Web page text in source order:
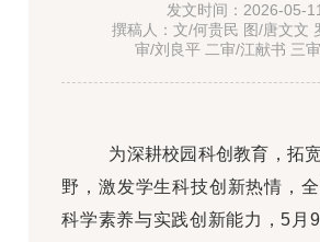
发文时间：2026-05-
撰稿人：文/何贵民 图/唐文文
审/刘良平 二审/江献书 三
为深耕校园科创教育，拓
野，激发学生科技创新热情，
科学素养与实践创新能力，5月